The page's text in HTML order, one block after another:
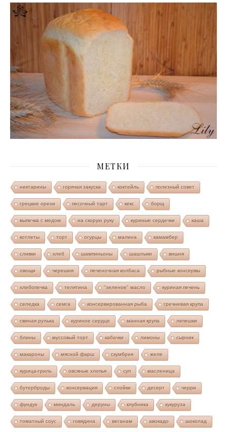
МЕТКИ
нектарины горячая закуска коктейль полезный совет
грецкие орехи песочный тарт кекс борщ
выпечка с медом на скорую руку куриные сердечки каша
котлеты торт огурцы малина камамбер
сливки хлеб шампиньоны шашлыки вишня
овощи черешня печеночная колбаса рыбные консервы
хлебопечка телятина "зеленое" масло куриная печень
селедка семга консервированная рыба гречневая крупа
свиная рулька куриное сердце манная крупа лепешки
блины муссовый торт кабачки лимоны сырник
макароны мясной фарш скумбрия желе
курица-гриль овсяные хлопья суп масленица
бутерброды консервация слойки десерт черри
фундук миндаль деруны клубника кукуруза
томатный соус говядина веганам авокадо шоколад